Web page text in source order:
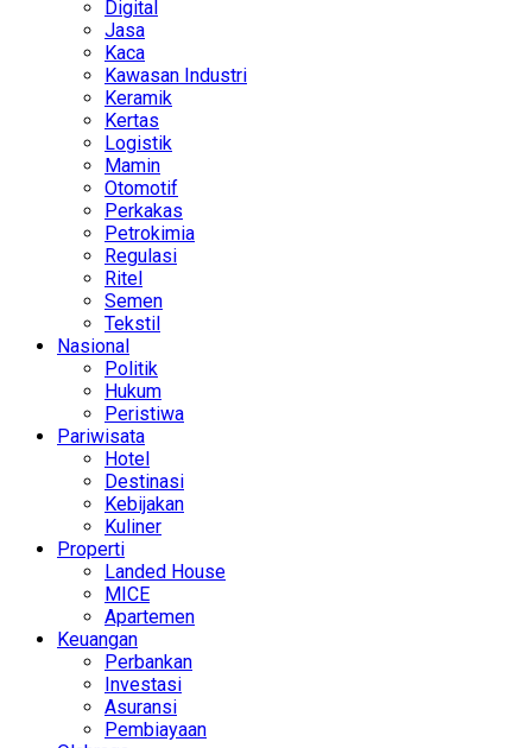
Digital
Jasa
Kaca
Kawasan Industri
Keramik
Kertas
Logistik
Mamin
Otomotif
Perkakas
Petrokimia
Regulasi
Ritel
Semen
Tekstil
Nasional
Politik
Hukum
Peristiwa
Pariwisata
Hotel
Destinasi
Kebijakan
Kuliner
Properti
Landed House
MICE
Apartemen
Keuangan
Perbankan
Investasi
Asuransi
Pembiayaan